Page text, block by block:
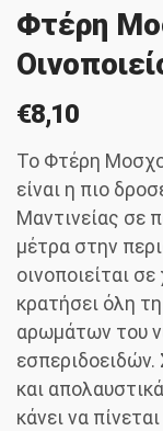
Φτέρη
€8,10
Το Φτέρη
είναι η πιο
Μαντινείας σε
μέτρα στην
οινοποιείται
κρατήσει όλη
αρωμάτων του
και
κάνει να